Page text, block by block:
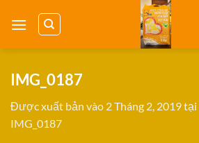
qua
IMG_0187
Được xuất bản vào 2 Tháng 2, 2019tại
IMG_0187